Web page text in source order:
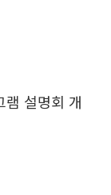
설명회 개